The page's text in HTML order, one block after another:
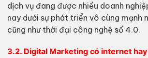
dịch vụ đang được nhiều doanh
nay dưới sự phát triển vô cùng mạnh
cũng như thời đại công nghệ số 4.0.
3.2. Digital Marketing có internet